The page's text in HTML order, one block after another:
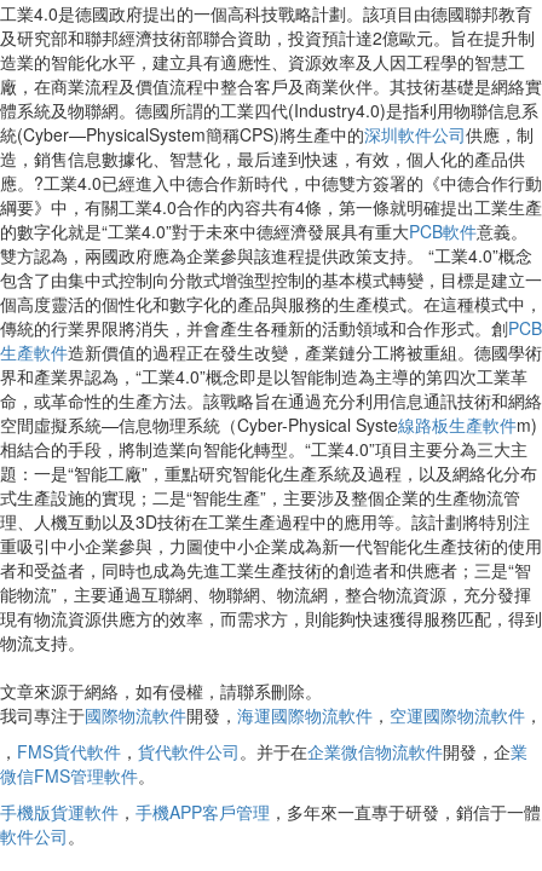
工業4.0是德國政府提出的一個高科技戰略計劃。該項目由德國聯邦教育
及研究部和聯邦經濟技術部聯合資助，投資預計達2億歐元。旨在提升制
造業的智能化水平，建立具有適應性、資源效率及人因工程學的智慧工
廠，在商業流程及價值流程中整合客戶及商業伙伴。其技術基礎是網絡實
體系統及物聯網。德國所謂的工業四代(Industry4.0)是指利用物聯信息系
統(Cyber—PhysicalSystem簡稱CPS)將生產中的深圳軟件公司供應，制
造，銷售信息數據化、智慧化，最后達到快速，有效，個人化的產品供
應。?工業4.0已經進入中德合作新時代，中德雙方簽署的《中德合作行動
綱要》中，有關工業4.0合作的內容共有4條，第一條就明確提出工業生產
的數字化就是“工業4.0”對于未來中德經濟發展具有重大PCB軟件意義。
雙方認為，兩國政府應為企業參與該進程提供政策支持。 “工業4.0”概念
包含了由集中式控制向分散式增強型控制的基本模式轉變，目標是建立一
個高度靈活的個性化和數字化的產品與服務的生產模式。在這種模式中，
傳統的行業界限將消失，并會產生各種新的活動領域和合作形式。創PCB
生產軟件造新價值的過程正在發生改變，產業鏈分工將被重組。德國學術
界和產業界認為，“工業4.0”概念即是以智能制造為主導的第四次工業革
命，或革命性的生產方法。該戰略旨在通過充分利用信息通訊技術和網絡
空間虛擬系統—信息物理系統（Cyber-Physical Syste線路板生產軟件m)
相結合的手段，將制造業向智能化轉型。“工業4.0”項目主要分為三大主
題：一是“智能工廠”，重點研究智能化生產系統及過程，以及網絡化分布
式生產設施的實現；二是“智能生產”，主要涉及整個企業的生產物流管
理、人機互動以及3D技術在工業生產過程中的應用等。該計劃將特別注
重吸引中小企業參與，力圖使中小企業成為新一代智能化生產技術的使用
者和受益者，同時也成為先進工業生產技術的創造者和供應者；三是“智
能物流”，主要通過互聯網、物聯網、物流網，整合物流資源，充分發揮
現有物流資源供應方的效率，而需求方，則能夠快速獲得服務匹配，得到
物流支持。
文章來源于網絡，如有侵權，請聯系刪除。
我司專注于國際物流軟件開發， 海運國際物流軟件 ， 空運國際物流軟件 ，
， FMS貨代軟件 ， 貨代軟件公司。并于在企業微信物流軟件開發，企業
微信FMS管理軟件。
手機版貨運軟件 ， 手機APP客戶管理 ，多年來一直專于研發，銷信于一體
軟件公司。